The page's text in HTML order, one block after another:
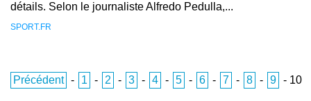
détails. Selon le journaliste Alfredo Pedulla,...
SPORT.FR
Précédent - 1 - 2 - 3 - 4 - 5 - 6 - 7 - 8 - 9 - 10